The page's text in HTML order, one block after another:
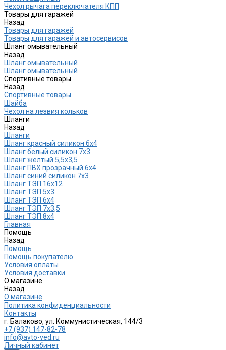
Чехол рычага переключателя КПП
Товары для гаражей
Назад
Товары для гаражей
Товары для гаражей и автосервисов
Шланг омывательный
Назад
Шланг омывательный
Шланг омывательный
Спортивные товары
Назад
Спортивные товары
Шайба
Чехол на лезвия кольков
Шланги
Назад
Шланги
Шланг красный силикон 6х4
Шланг белый силикон 7х3
Шланг желтый 5,5х3,5
Шланг ПВХ прозрачный 6х4
Шланг синий силикон 7х3
Шланг ТЭП 16х12
Шланг ТЭП 5х3
Шланг ТЭП 6х4
Шланг ТЭП 7х3,5
Шланг ТЭП 8х4
Главная
Помощь
Назад
Помощь
Помощь покупателю
Условия оплаты
Условия доставки
О магазине
Назад
О магазине
Политика конфиденциальности
Контакты
г. Балаково, ул. Коммунистическая, 144/3
+7 (937) 147-82-78
info@avto-ved.ru
Личный кабинет